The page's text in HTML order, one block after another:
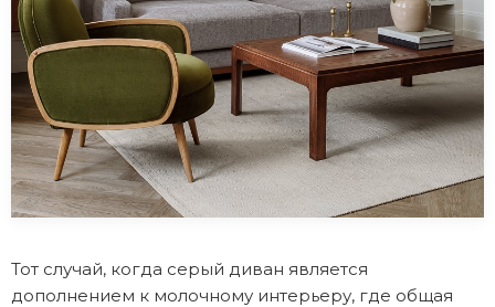
Тот случай, когда серый диван является
дополнением к молочному интерьеру, где общая